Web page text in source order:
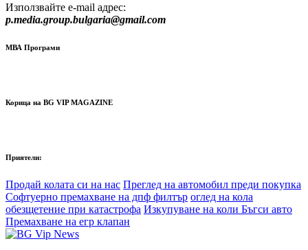
Използвайте e-mail адрес:
p.media.group.bulgaria@gmail.com
МВА Програми
Корица на BG VIP MAGAZINE
Приятели:
Продай колата си на нас Преглед на автомобил преди покупка
Софтуерно премахване на дпф филтър оглед на кола
обезщетение при катастрофа Изкупуване на коли Бъгси авто
Премахване на егр клапан